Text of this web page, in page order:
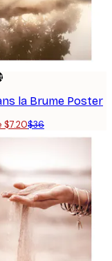
la Brume Poster
$7.20$36